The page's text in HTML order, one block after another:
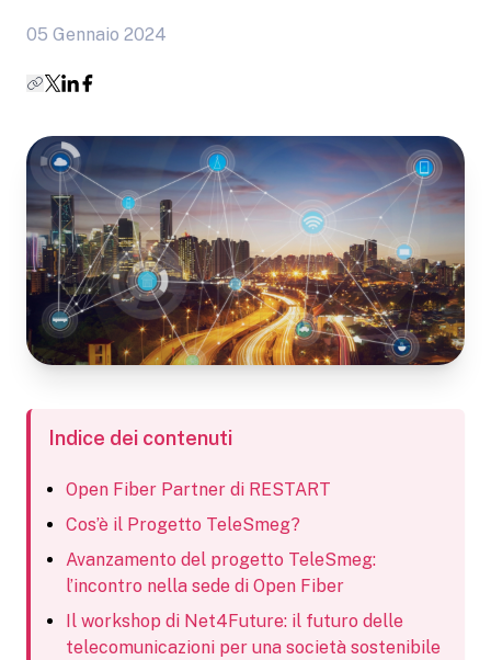
05 Gennaio 2024
Indice dei contenuti
Open Fiber Partner di RESTART
Cos’è il Progetto TeleSmeg?
Avanzamento del progetto TeleSmeg:
l’incontro nella sede di Open Fiber
Il workshop di Net4Future: il futuro delle
telecomunicazioni per una società sostenibile